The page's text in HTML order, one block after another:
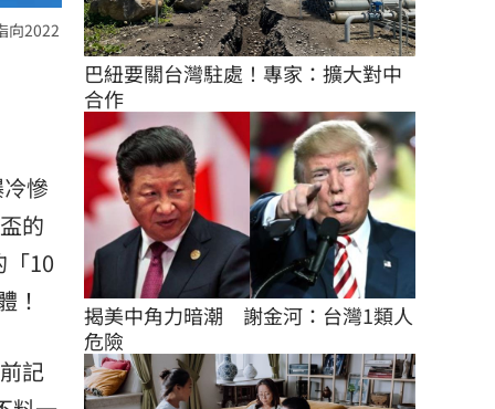
向2022
慘
的
「10
！
記
巴紐要關台灣駐處！專家：擴大對中
合作
揭美中角力暗潮　謝金河：台灣1類人
危險